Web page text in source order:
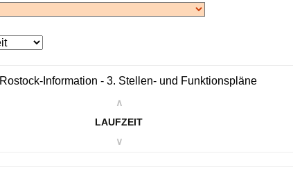
Rostock-Information - 3. Stellen- und Funktionspläne
∧
LAUFZEIT
∨